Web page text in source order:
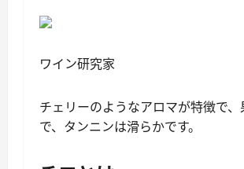
ワイン研究家
チェリーのようなアロマが特徴で
で、タンニンは滑らかです。